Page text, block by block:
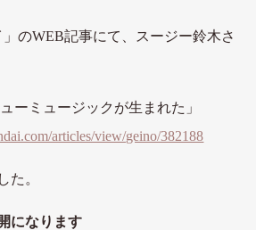
のWEB記事にて、スージー鈴木さ
ーミュージックが生まれた」
articles/view/geino/382188
た。
になります